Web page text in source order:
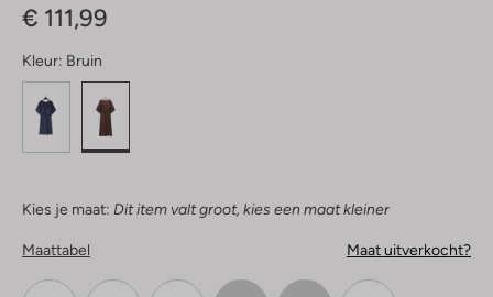
€ 111,99
Kleur: Bruin
Kies je maat: Dit item valt groot, kies een maat kleiner
Maattabel Maat uitverkocht?